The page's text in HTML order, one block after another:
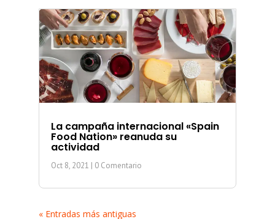
La campaña internacional «Spain
Food Nation» reanuda su
actividad
Oct 8, 2021 | 0 Comentario
« Entradas más antiguas